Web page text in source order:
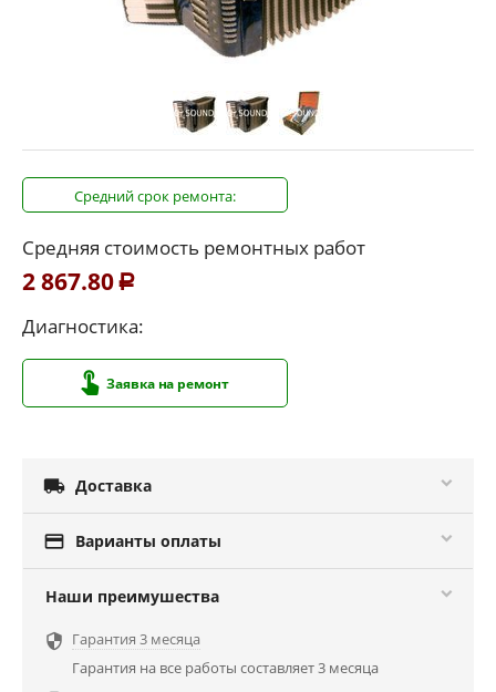
Средний срок ремонта:
Средняя стоимость ремонтных работ
2 867.80 Р
Диагностика:
Заявка на ремонт
 Доставка
 Варианты оплаты
Наши преимушества
 Гарантия 3 месяца
Гарантия на все работы составляет 3 месяца